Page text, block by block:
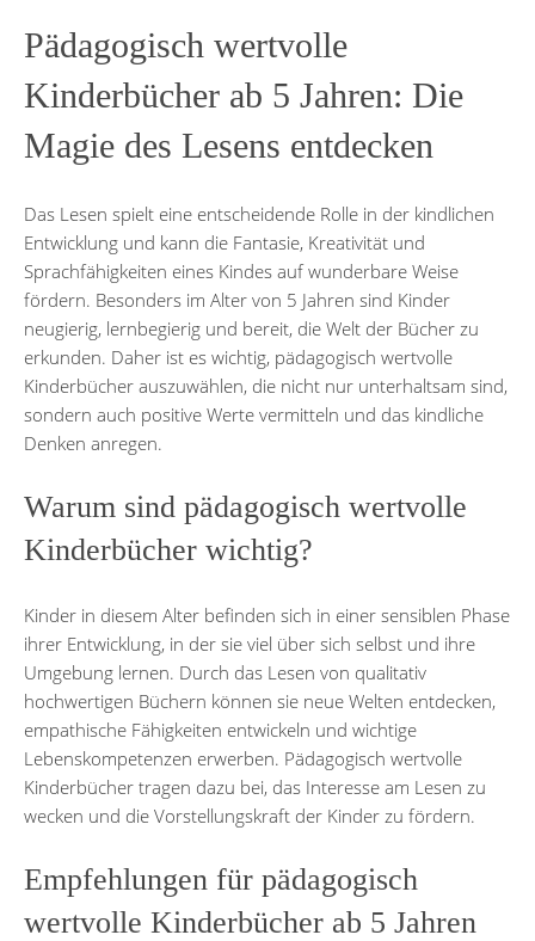
Pädagogisch wertvolle
Kinderbücher ab 5 Jahren: Die
Magie des Lesens entdecken
Das Lesen spielt eine entscheidende Rolle in der kindlichen
Entwicklung und kann die Fantasie, Kreativität und
Sprachfähigkeiten eines Kindes auf wunderbare Weise
fördern. Besonders im Alter von 5 Jahren sind Kinder
neugierig, lernbegierig und bereit, die Welt der Bücher zu
erkunden. Daher ist es wichtig, pädagogisch wertvolle
Kinderbücher auszuwählen, die nicht nur unterhaltsam sind,
sondern auch positive Werte vermitteln und das kindliche
Denken anregen.
Warum sind pädagogisch wertvolle
Kinderbücher wichtig?
Kinder in diesem Alter befinden sich in einer sensiblen Phase
ihrer Entwicklung, in der sie viel über sich selbst und ihre
Umgebung lernen. Durch das Lesen von qualitativ
hochwertigen Büchern können sie neue Welten entdecken,
empathische Fähigkeiten entwickeln und wichtige
Lebenskompetenzen erwerben. Pädagogisch wertvolle
Kinderbücher tragen dazu bei, das Interesse am Lesen zu
wecken und die Vorstellungskraft der Kinder zu fördern.
Empfehlungen für pädagogisch
wertvolle Kinderbücher ab 5 Jahren